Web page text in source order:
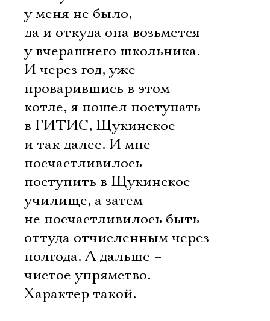
у меня не было,
да и откуда она возьмется
у вчерашнего школьника.
И через год, уже
проварившись в этом
котле, я пошел поступать
в ГИТИС, Щукинское
и так далее. И мне
посчастливилось
поступить в Щукинское
училище, а затем
не посчастливилось быть
оттуда отчисленным через
полгода. А дальше –
чистое упрямство.
Характер такой.